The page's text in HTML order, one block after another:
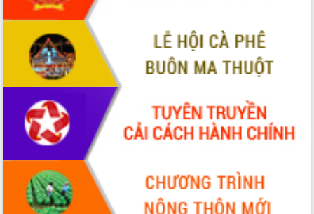
món ăn từ sầu riêng
Đắk Lắk công bố Quy hoạch và xúc
tiến đầu tư tỉnh
Ngành cá ngừ Đắk Lắk chủ động thích
ứng để giữ vững thị trường xuất khẩu
Diễn đàn Kinh tế tư nhân Việt Nam đột
phá cơ chế - Hợp tác công tư
Đề án 06 tạo bước ngoặt đột phá trong
cải cách hành chính tỉnh Đắk Lắk
Kết nối tour, đẩy mạnh chuyển đổi số
để phát triển du lịch Đắk Lắk
Khởi động Dự án Đầu tư xây dựng hạ
tầng kỹ thuật Cụm công nghiệp Tân
Tiến